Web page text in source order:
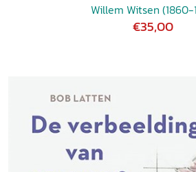
Willem Witsen (1860-
€35,00